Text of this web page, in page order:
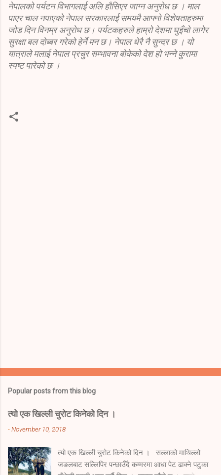
नेपालको पर्यटन विभागलाई अलि हौसिएर जाग्न अनुरोध छ । माल
पाएर चाल नपाएको नेपाल सरकारलाई समयमै आफ्नो विशेषताहरुमा
जोड दिन विनम्र अनुरोध छ। पर्यटकहरुले हाम्रो देशमा घुइँचो लागेर
सुरक्षा बल दोब्बर गरेको हेर्ने मन छ। नेपाल धेरै नै सुन्दर छ । यो
यात्राले मलाई नेपाल प्रचुर सम्भावना बोकेको देश हो भन्ने कुरामा
स्पष्ट पारेको छ ।
Popular posts from this blog
त्यो एक खिल्ली चुरोट किनेको दिन ।
-November 10, 2018
त्यो एक खिल्ली चुरोट किनेको दिन । सल्लाको माथिल्लो
जङलबाट सल्लिपिर पन्छाउँदै कम्मरमा आधा पेट ढाक्ने पटुका